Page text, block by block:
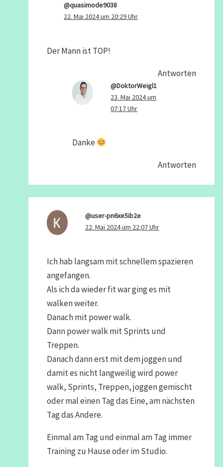
@quasimode9038
22. Mai 2024 um 20:29 Uhr
Der Mann ist TOP!
Antworten
@DoktorWeigl1
23. Mai 2024 um
07:17 Uhr
Danke
Antworten
@user-pn6xe5ib2e
22. Mai 2024 um 22:07 Uhr
Ich hab langsam mit schnellem spazieren
angefangen.
Als ich da wieder fit war ging es mit
walken weiter.
Danach mit power walk.
Dann power walk mit Sprints und
Treppen.
Danach dann erst mit dem joggen und
damit es nicht langweilig wird power
walk, Sprints, Treppen, joggen gemischt
oder mal einen Tag das Eine, am nächsten
Tag das Andere.
Einmal am Tag und einmal am Tag immer
Training zu Hause oder im Studio.